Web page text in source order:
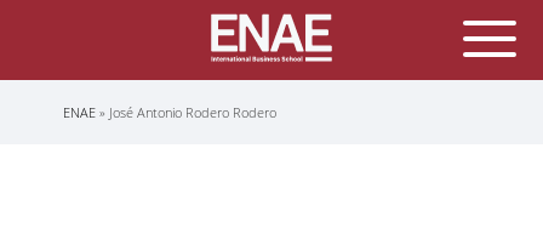
Sobrescribir
ENAE José Antonio Rodero Rodero